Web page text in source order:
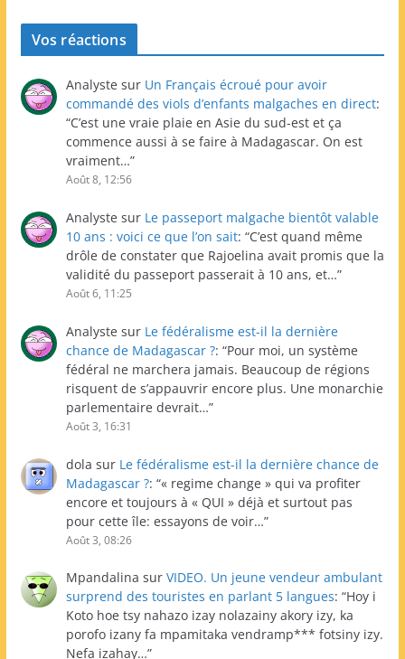
Vos réactions
Analyste sur Un Français écroué pour avoir
commandé des viols d’enfants malgaches en direct:
“C’est une vraie plaie en Asie du sud-est et ça
commence aussi à se faire à Madagascar. On est
vraiment…”
Août 8, 12:56
Analyste sur Le passeport malgache bientôt valable
10 ans : voici ce que l’on sait: “C’est quand même
drôle de constater que Rajoelina avait promis que la
validité du passeport passerait à 10 ans, et…”
Août 6, 11:25
Analyste sur Le fédéralisme est-il la dernière
chance de Madagascar ?: “Pour moi, un système
fédéral ne marchera jamais. Beaucoup de régions
risquent de s’appauvrir encore plus. Une monarchie
parlementaire devrait…”
Août 3, 16:31
dola sur Le fédéralisme est-il la dernière chance de
Madagascar ?: “« regime change » qui va profiter
encore et toujours à « QUI » déjà et surtout pas
pour cette île: essayons de voir…”
Août 3, 08:26
Mpandalina sur VIDEO. Un jeune vendeur ambulant
surprend des touristes en parlant 5 langues: “Hoy i
Koto hoe tsy nahazo izay nolazainy akory izy, ka
porofo izany fa mpamitaka vendramp*** fotsiny izy.
Nefa izahay…”